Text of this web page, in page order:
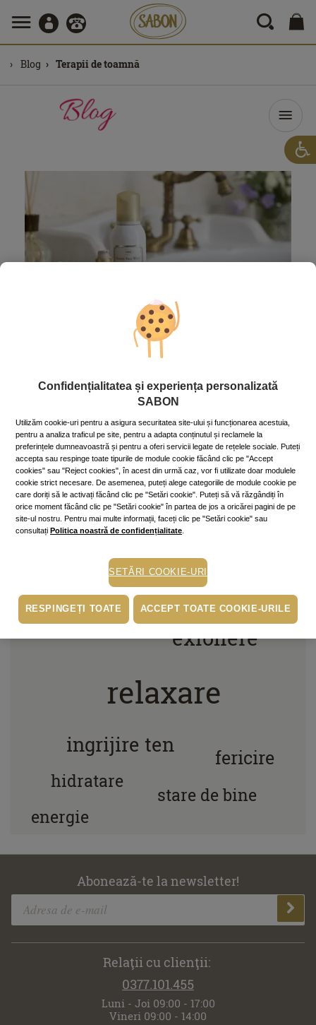
Blog Terapii de toamnă
Beauty-terapii de toamnă
4 September 2020
Toamna este anotimpul perfect pentru tratamente de
îngrijire și înfrumusețare. Afară nu e nici foarte frig,
nici foarte cald, soarele e blând, pielea e mai odihnită
după stresul prin care a trecut în perioada vacanțelor cu
ultravciolete, apă sărată și vânt, și e mai receptivă la
terapii.
Mai mult »
relaxare
exfoliere
ingrijire ten
scrub
ingrijirea pielii
fericire
hidratare
stare de bine
energie
Abonează-te la newsletter!
Relaţii cu clienţii:
0377.101.455
Luni - Joi 09:00 - 17:00
Vineri 09:00 - 14:00
Confidențialitatea și experiența personalizată
SABON
Utilizăm cookie-uri pentru a asigura securitatea site-ului și funcționarea acestuia,
pentru a analiza traficul pe site, pentru a adapta conținutul și reclamele la
preferințele dumneavoastră și pentru a oferi servicii legate de rețelele sociale. Puteți
accepta sau respinge toate tipurile de module cookie făcând clic pe "Accept
cookies" sau "Reject cookies", în acest din urmă caz, vor fi utilizate doar modulele
cookie strict necesare. De asemenea, puteți alege categoriile de module cookie pe
care doriți să le activați făcând clic pe "Setări cookie". Puteți să vă răzgândiți în
orice moment făcând clic pe "Setări cookie" în partea de jos a oricărei pagini de pe
site-ul nostru. Pentru mai multe informații, faceți clic pe "Setări cookie" sau
consultați Politica noastră de confidențialitate
SETĂRI COOKIE-URI
RESPINGEȚI TOATE ACCEPT TOATE COOKIE-URILE